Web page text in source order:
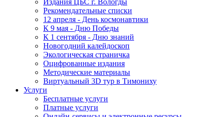
Рекомендательные списки
12 апреля - День космонавтики
К 9 мая - Дню Победы
К 1 сентября - Дню знаний
Новогодний калейдоскоп
Экологическая страничка
Оцифрованные издания
Методические материалы
Виртуальный 3D тур в Тимониху
Услуги
Бесплатные услуги
Платные услуги